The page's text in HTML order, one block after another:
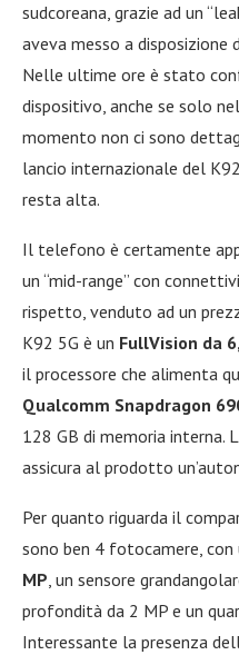
sudcoreana, grazie ad un
aveva messo a
Nelle ultime ore è stato
dispositivo, anche se solo
momento non ci sono
lancio internazionale del
resta alta.
Il telefono è certamente
un “mid-range” con
rispetto, venduto ad un
K92 5G è un FullVision da
il processore che alimenta
Qualcomm Snapdragon
128 GB di memoria interna.
assicura al prodotto
Per quanto riguarda il
sono ben 4 fotocamere, con
MP, un sensore
profondità da 2 MP e un
Interessante la presenza